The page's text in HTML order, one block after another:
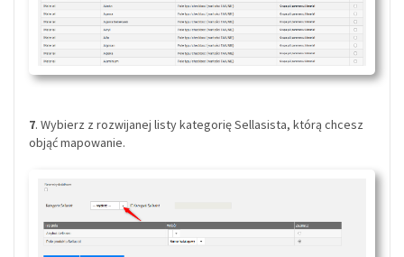
7. Wybierz z rozwijanej listy kategorię Sellasista, którą chcesz
objąć mapowanie.